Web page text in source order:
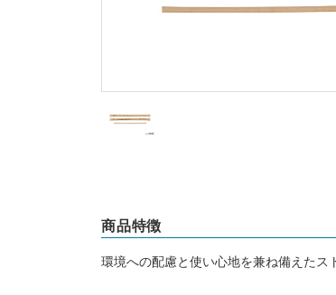
商品特徴
環境への配慮と使い心地を兼ね備えたス